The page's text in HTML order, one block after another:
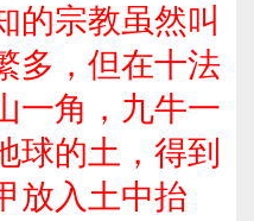
的宗教虽然叫
多，但在十法
一角，九牛一
球的土，得到
放入土中抬